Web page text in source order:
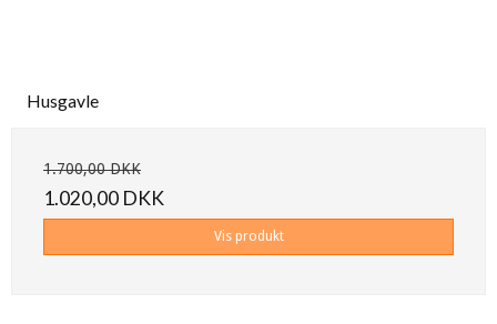
Husgavle
1.700,00 DKK
1.020,00 DKK
Vis produkt